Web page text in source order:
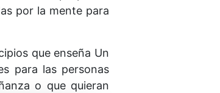
por la mente para
que enseña Un
para las personas
o que quieran